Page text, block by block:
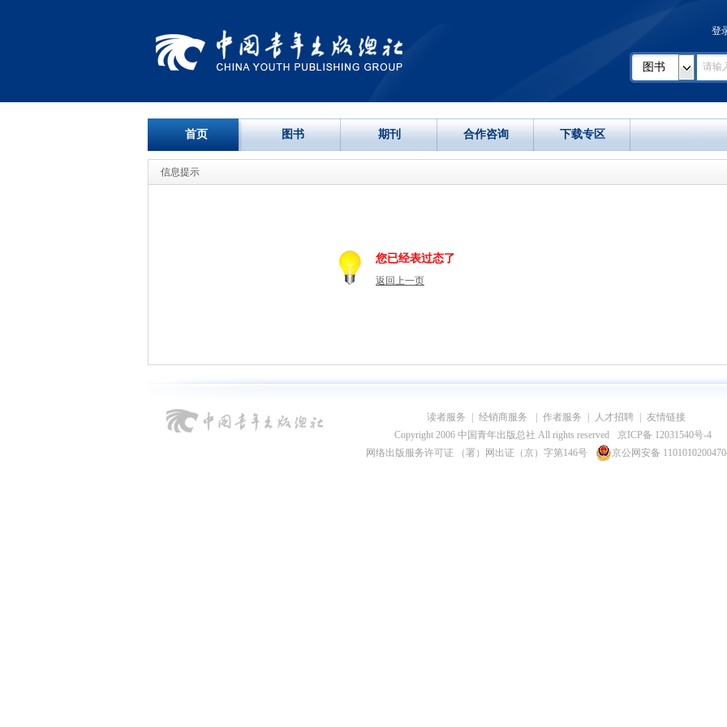
登
图书
首页 图书 期刊 合作咨询 下载专区
信息提示
您已经表过态了
返回上一页
读者服务 经销商服务 作者服务 人才招聘
友情链接
Copyright 2006 中国青年出版总社 All rights reserved
京ICP备 12031540号-4
网络出版服务许可证 （署）网出证（京）字第146号
京公网安备